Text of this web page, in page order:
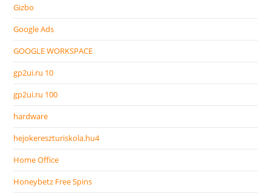
Gizbo
Google Ads
GOOGLE WORKSPACE
gp2ui.ru 10
gp2ui.ru 100
hardware
hejokereszturiskola.hu4
Home Office
Honeybetz Free Spins